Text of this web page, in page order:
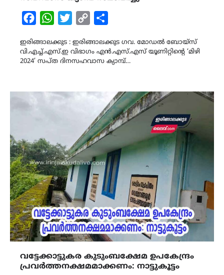
FacebookWhatsAppTwitterCopy
ഇരിങ്ങാലക്കുട : ഇരിങ്ങാലക്കുട ഗവ. മോഡൽ ബോയ്സ്
വി.എച്ച്.എസ്.ഇ വിഭാഗം എൻ.എസ്.എസ് യൂണിറ്റിന്റെ ‘മിഴി
2024’ സപ്ത ദിനസഹവാസ ക്യാമ്പ്…
വട്ടേക്കാട്ടുകര കുടുംബക്ഷേമ ഉപകേന്ദ്രം
പ്രവർത്തനക്ഷമമാക്കണം: നാട്ടുകൂട്ടം